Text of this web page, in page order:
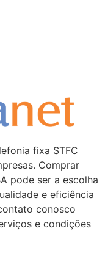
fixa STFC
Comprar
pode ser a escolha
e eficiência
conosco
e condições